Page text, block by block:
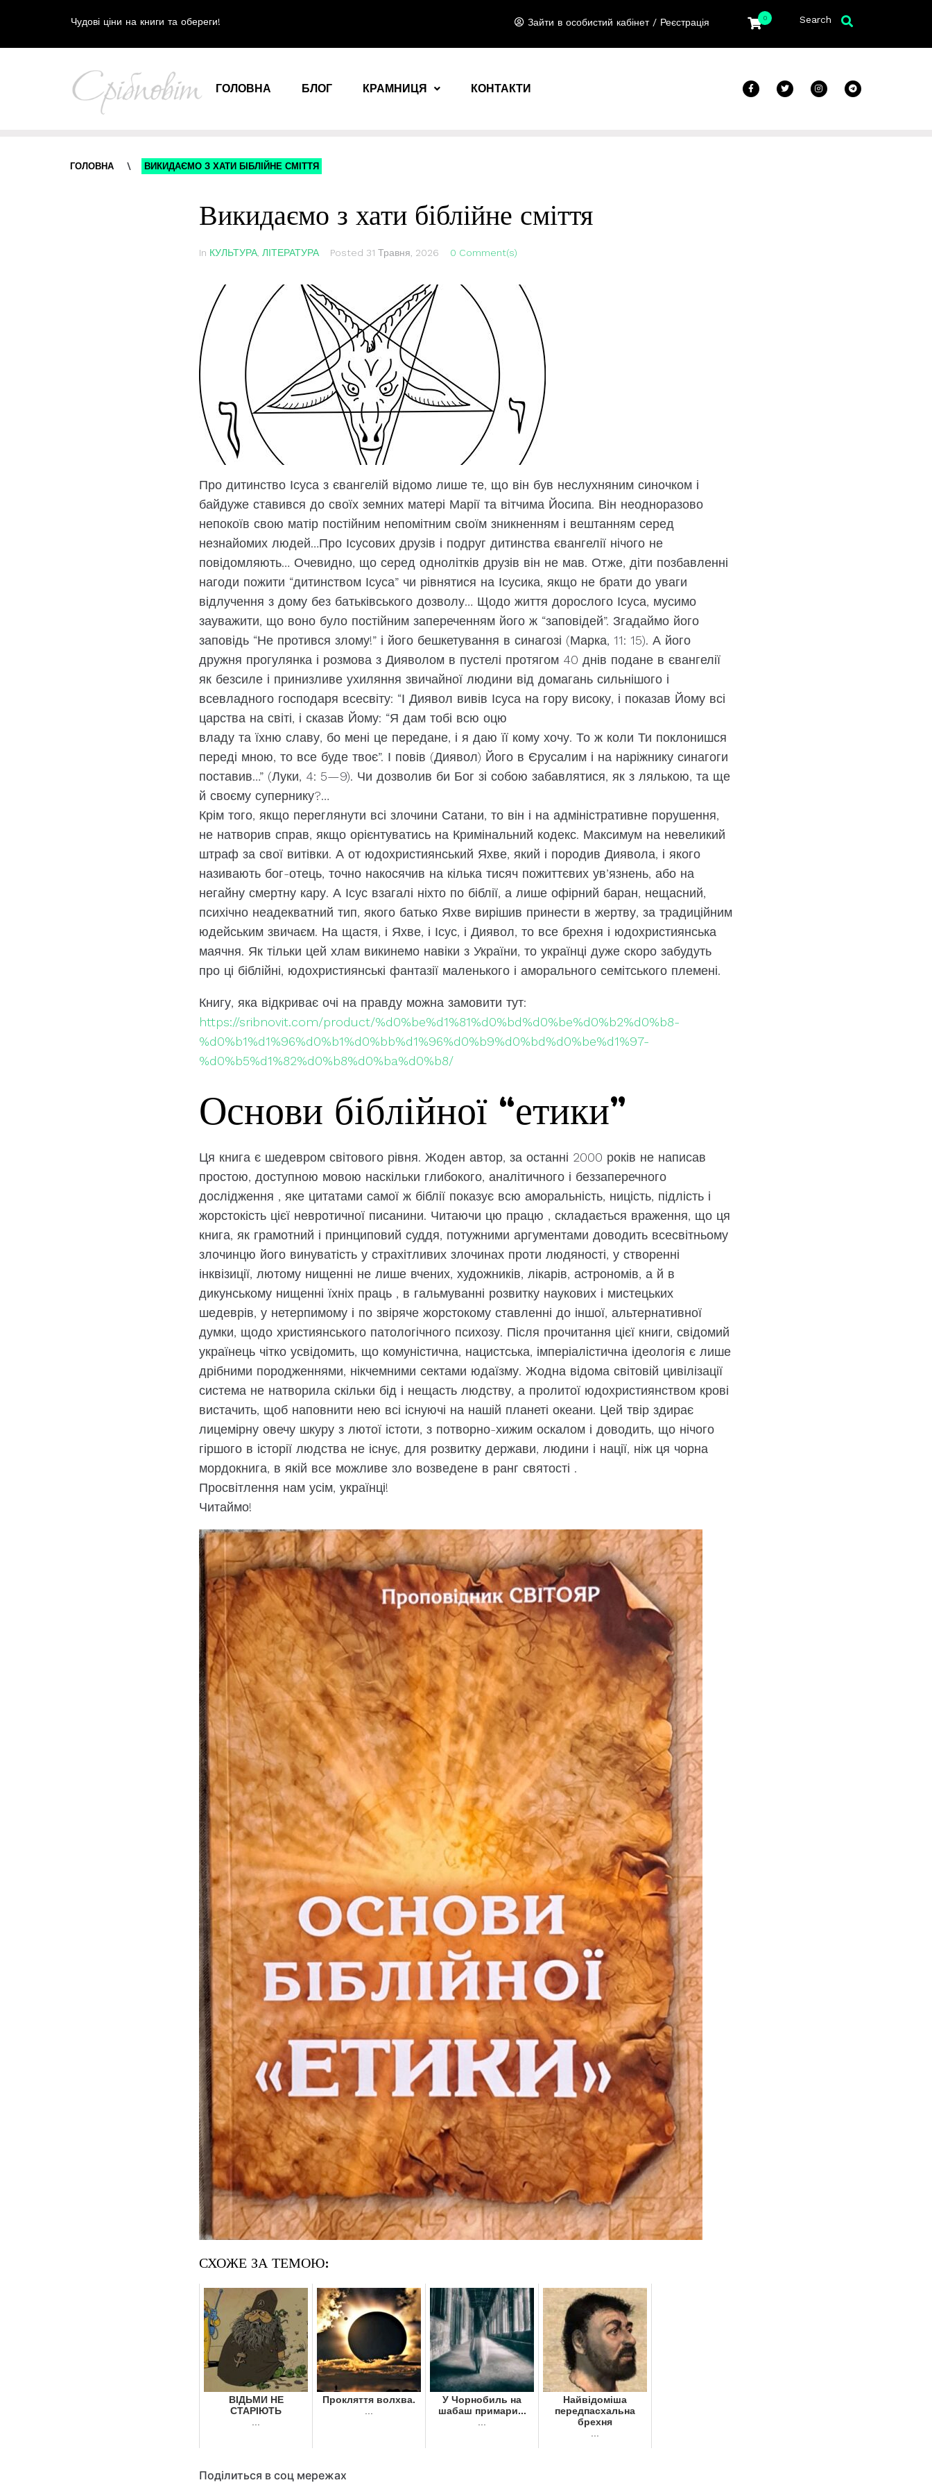
Чудові ціни на книги та обереги! Зайти в особистий кабінет / Реєстрація 0 Search
ГОЛОВНА БЛОГ КРАМНИЦЯ КОНТАКТИ
ГОЛОВНА \ ВИКИДАЄМО З ХАТИ БІБЛІЙНЕ СМІТТЯ
Викидаємо з хати біблійне сміття
In КУЛЬТУРА ЛІТЕРАТУРА Posted 31 Травня, 2026 0 Comment(s)
Про дитинство Ісуса з євангелій відомо лише те, що він був неслухняним синочком і
байдуже ставився до своїх земних матері Марії та вітчима Йосипа. Він неодноразово
непокоїв свою матір постійним непомітним своїм зникненням і вештанням серед
незнайомих людей…Про Ісусових друзів і подруг дитинства євангелії нічого не
повідомляють… Очевидно, що серед однолітків друзів він не мав. Отже, діти позбавленні
нагоди пожити “дитинством Ісуса” чи рівнятися на Ісусика, якщо не брати до уваги
відлучення з дому без батьківського дозволу… Щодо життя дорослого Ісуса, мусимо
зауважити, що воно було постійним запереченням його ж “заповідей”. Згадаймо його
заповідь “Не протився злому!” і його бешкетування в синагозі (Марка, 11: 15). А його
дружня прогулянка і розмова з Дияволом в пустелі протягом 40 днів подане в євангелії
як безсиле і принизливе ухиляння звичайної людини від домагань сильнішого і
всевладного господаря всесвіту: “І Диявол вивів Ісуса на гору високу, і показав Йому всі
царства на світі, і сказав Йому: “Я дам тобі всю оцю
владу та їхню славу, бо мені це передане, і я даю її кому хочу. То ж коли Ти поклонишся
переді мною, то все буде твоє”. І повів (Диявол) Його в Єрусалим і на наріжнику синагоги
поставив…” (Луки, 4: 5—9). Чи дозволив би Бог зі собою забавлятися, як з лялькою, та ще
й своєму супернику?…
Крім того, якщо переглянути всі злочини Сатани, то він і на адміністративне порушення,
не натворив справ, якщо орієнтуватись на Кримінальний кодекс. Максимум на невеликий
штраф за свої витівки. А от юдохристиянський Яхве, який і породив Диявола, і якого
називають бог-отець, точно накосячив на кілька тисяч пожиттєвих ув’язнень, або на
негайну смертну кару. А Ісус взагалі ніхто по біблії, а лише офірний баран, нещасний,
психічно неадекватний тип, якого батько Яхве вирішив принести в жертву, за традиційним
юдейським звичаєм. На щастя, і Яхве, і Ісус, і Диявол, то все брехня і юдохристиянська
маячня. Як тільки цей хлам викинемо навіки з України, то українці дуже скоро забудуть
про ці біблійні, юдохристиянські фантазії маленького і аморального семітського племені.
Книгу, яка відкриває очі на правду можна замовити тут:
https://sribnovit.com/product/%d0%be%d1%81%d0%bd%d0%be%d0%b2%d0%b8-
%d0%b1%d1%96%d0%b1%d0%bb%d1%96%d0%b9%d0%bd%d0%be%d1%97-
%d0%b5%d1%82%d0%b8%d0%ba%d0%b8/
Основи біблійної “етики”
Ця книга є шедевром світового рівня. Жоден автор, за останні 2000 років не написав
простою, доступною мовою наскільки глибокого, аналітичного і беззаперечного
дослідження , яке цитатами самої ж біблії показує всю аморальність, ницість, підлість і
жорстокість цієї невротичної писанини. Читаючи цю працю , складається враження, що ця
книга, як грамотний і принциповий суддя, потужними аргументами доводить всесвітньому
злочинцю його винуватість у страхітливих злочинах проти людяності, у створенні
інквізиції, лютому нищенні не лише вчених, художників, лікарів, астрономів, а й в
дикунському нищенні їхніх праць , в гальмуванні розвитку наукових і мистецьких
шедеврів, у нетерпимому і по звіряче жорстокому ставленні до іншої, альтернативної
думки, щодо християнського патологічного психозу. Після прочитання цієї книги, свідомий
українець чітко усвідомить, що комуністична, нацистська, імперіалістична ідеологія є лише
дрібними породженнями, нікчемними сектами юдаїзму. Жодна відома світовій цивілізації
система не натворила скільки бід і нещасть людству, а пролитої юдохристиянством крові
вистачить, щоб наповнити нею всі існуючі на нашій планеті океани. Цей твір здирає
лицемірну овечу шкуру з лютої істоти, з потворно-хижим оскалом і доводить, що нічого
гіршого в історії людства не існує, для розвитку держави, людини і нації, ніж ця чорна
мордокнига, в якій все можливе зло возведене в ранг святості .
Просвітлення нам усім, українці!
Читаймо!
СХОЖЕ ЗА ТЕМОЮ:
ВІДЬМИ НЕ
СТАРІЮТЬ
Прокляття волхва.
У Чорнобиль на
шабаш примари...
Найвідоміша
передпасхальна
брехня
Поділиться в соц мережах